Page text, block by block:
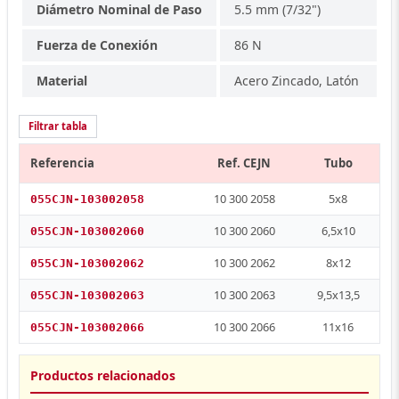
Diámetro Nominal de Paso 5.5 mm (7/32")
Fuerza de Conexión 86 N
Material Acero Zincado, Latón
Filtrar tabla
Referencia Ref. CEJN Tubo
055CJN-103002058 10 300 2058 5x8
055CJN-103002060 10 300 2060 6,5x10
055CJN-103002062 10 300 2062 8x12
055CJN-103002063 10 300 2063 9,5x13,5
055CJN-103002066 10 300 2066 11x16
Productos relacionados